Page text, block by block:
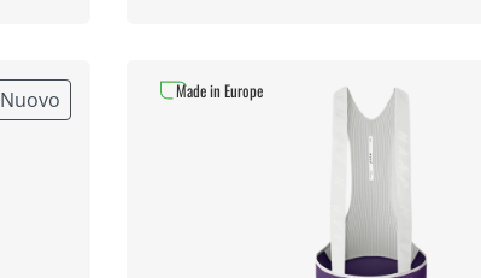
Nuovo Made in Europe